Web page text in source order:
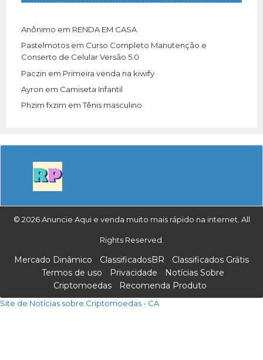
Anônimo em RENDA EM CASA
Pastelmotos em Curso Completo Manutenção e
Conserto de Celular Versão 5.0
Paczin em Primeira venda na kiwify
Ayron em Camiseta Infantil
Phzim fxzim emTênis masculino
© 2026 Anuncie Aqui e venda muito mais rápido na internet. All
Rights Reserved.
Mercado Dinâmico ClassificadosBR
Classificados Grátis
Termos de uso
Privacidade
Notícias Sobre
Criptomoedas
Recomenda Produto
Site de Notícias sobre Criptomoedas - CA